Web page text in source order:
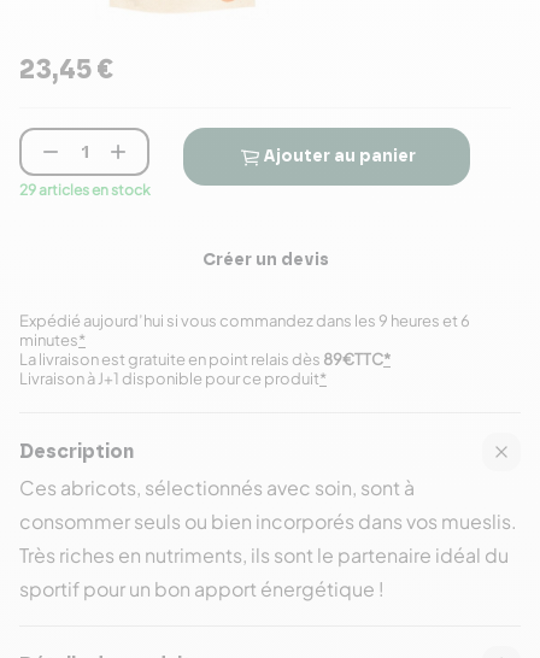
23,45 €
 
29 articles en stock
Ajouter au panier
Créer un devis
Expédié aujourd’hui si vous commandez dans les 9 heures et 6
minutes*
Livraison à J+1 disponible pour ce produit*
La livraison est gratuite en point relais dès 89€TTC*
Description
Ces abricots, sélectionnés avec soin, sont à
consommer seuls ou bien incorporés dans vos mueslis.
Très riches en nutriments, ils sont le partenaire idéal du
sportif pour un bon apport énergétique !